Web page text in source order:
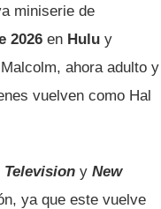
miniserie de
2026 en Hulu y
ahora adulto y
vuelven como Hal
Television y New
ya que este vuelve